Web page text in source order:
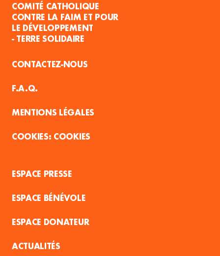
COMITÉ CATHOLIQUE
CONTRE LA FAIM ET POUR
LE DÉVELOPPEMENT
- TERRE SOLIDAIRE
CONTACTEZ-NOUS
F.A.Q.
MENTIONS LÉGALES
COOKIES
ESPACE PRESSE
ESPACE BÉNÉVOLE
ESPACE DONATEUR
ACTUALITÉS